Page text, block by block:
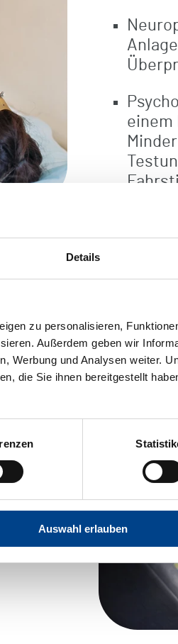
Details
zu personalisieren,
Außerdem geben wir
Werbung und Analysen weiter.
die Sie ihnen bereitgestellt
Auswahl erlauben
einem
§
nach
Der